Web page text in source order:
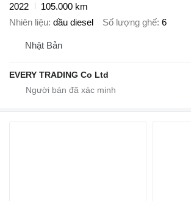
2022
105.000 km
Nhiên liệu dầu diesel Số lượng ghế 6
Nhật Bản
EVERY TRADING Co Ltd